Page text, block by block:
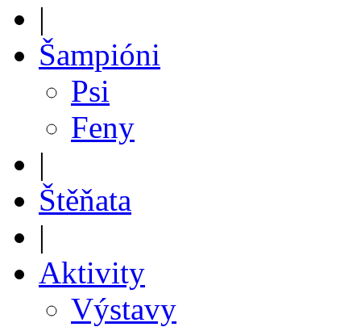
|
Šampióni
Psi
Feny
|
Štěňata
|
Aktivity
Výstavy